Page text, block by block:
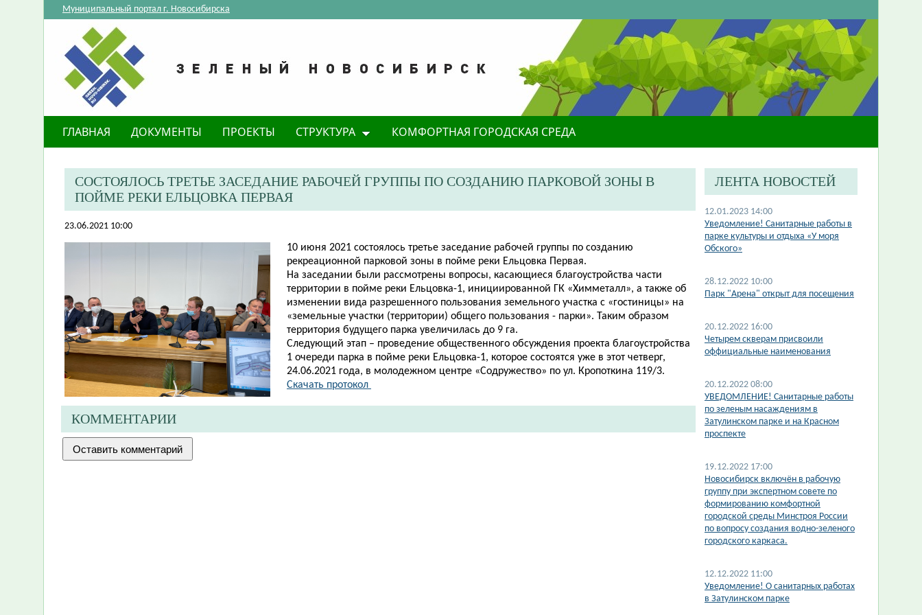
Муниципальный портал г. Новосибирска
ГЛАВНАЯ ДОКУМЕНТЫ ПРОЕКТЫ СТРУКТУРА КОМФОРТНАЯ ГОРОДСКАЯ СРЕДА
СОСТОЯЛОСЬ ТРЕТЬЕ ЗАСЕДАНИЕ РАБОЧЕЙ ГРУППЫ ПО СОЗДАНИЮ ПАРКОВОЙ ЗОНЫ В
ПОЙМЕ РЕКИ ЕЛЬЦОВКА ПЕРВАЯ
23.06.2021 10:00
10 июня 2021 состоялось третье заседание рабочей группы по созданию
рекреационной парковой зоны в пойме реки Ельцовка Первая.
На заседании были рассмотрены вопросы, касающиеся благоустройства части
территории в пойме реки Ельцовка-1, инициированной ГК «Химметалл», а также об
изменении вида разрешенного пользования земельного участка с «гостиницы» на
«земельные участки (территории) общего пользования - парки». Таким образом
территория будущего парка увеличилась до 9 га.
Следующий этап – проведение общественного обсуждения проекта благоустройства
1 очереди парка в пойме реки Ельцовка-1, которое состоятся уже в этот четверг,
24.06.2021 года, в молодежном центре «Содружество» по ул. Кропоткина 119/3.
Скачать протокол ​
КОММЕНТАРИИ
ЛЕНТА НОВОСТЕЙ
12.01.2023 14:00
​Уведомление! Санитарные работы в
парке культуры и отдыха «У моря
Обского»
28.12.2022 10:00
Парк "Арена" открыт для посещения
20.12.2022 16:00
Четырем скверам присвоили
оффициальные наименования
20.12.2022 08:00
УВЕДОМЛЕНИЕ! Санитарные работы
по зеленым насаждениям в
Затулинском парке и на Красном
проспекте
19.12.2022 17:00
Новосибирск включён в рабочую
группу при экспертном совете по
формированию комфортной
городской среды Минстроя России
по вопросу создания водно-зеленого
городского каркаса.
12.12.2022 11:00
​Уведомление! О санитарных работах
в Затулинском парке